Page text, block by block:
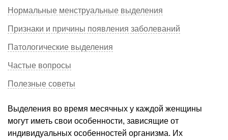
Нормальные менструальные выделения
Признаки и причины появления заболеваний
Патологические выделения
Частые вопросы
Полезные советы
Выделения во время месячных у каждой женщины
могут иметь свои особенности, зависящие от
индивидуальных особенностей организма. Их